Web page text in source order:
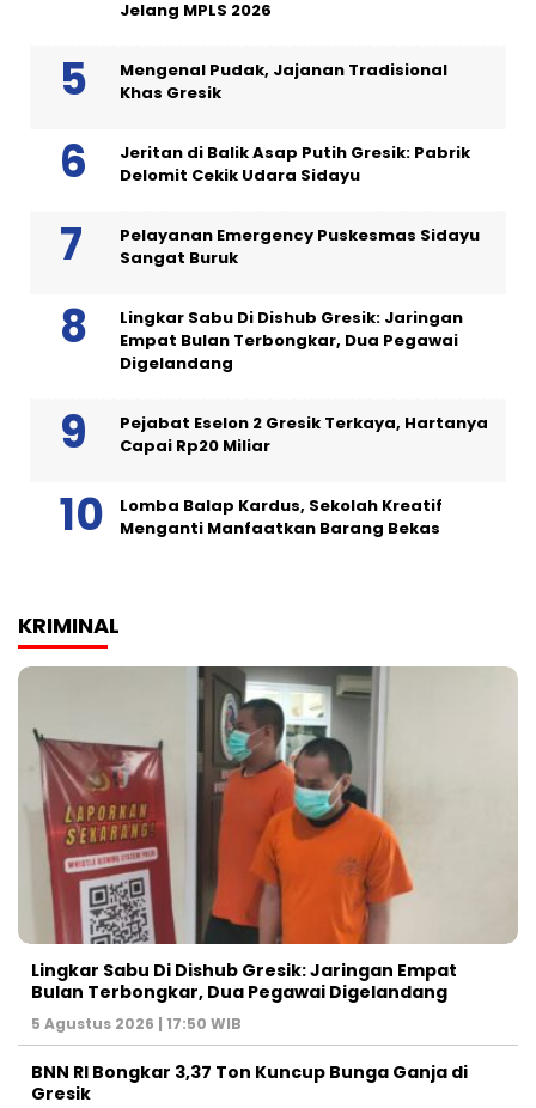
Jelang MPLS 2026
Mengenal Pudak, Jajanan Tradisional
Khas Gresik
Jeritan di Balik Asap Putih Gresik: Pabrik
Delomit Cekik Udara Sidayu
Pelayanan Emergency Puskesmas Sidayu
Sangat Buruk
Lingkar Sabu Di Dishub Gresik: Jaringan
Empat Bulan Terbongkar, Dua Pegawai
Digelandang
Pejabat Eselon 2 Gresik Terkaya, Hartanya
Capai Rp20 Miliar
Lomba Balap Kardus, Sekolah Kreatif
Menganti Manfaatkan Barang Bekas
KRIMINAL
Lingkar Sabu Di Dishub Gresik: Jaringan Empat
Bulan Terbongkar, Dua Pegawai Digelandang
5 Agustus 2026 | 17:50 WIB
BNN RI Bongkar 3,37 Ton Kuncup Bunga Ganja di
Gresik